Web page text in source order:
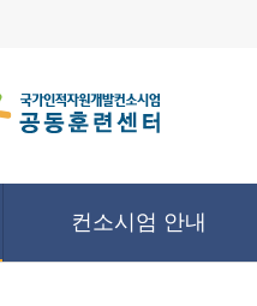
컨소시엄 안내